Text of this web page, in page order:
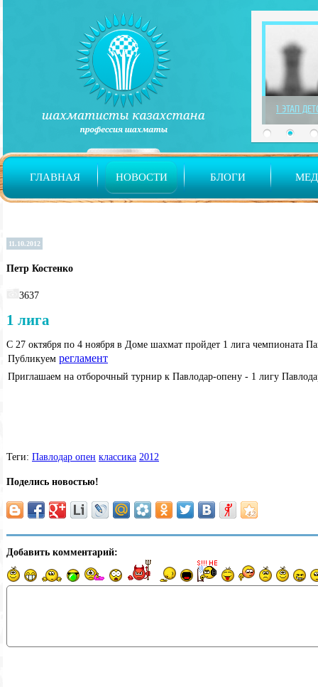
ГЛАВНАЯ НОВОСТИ БЛОГИ
1 ЭТАП
11.10.2012
Петр Костенко
3637
1 лига
C 27 октября по 4 ноября в Доме шахмат пройдет 1 лига чемпионата
Публикуем регламент
Приглашаем на отборочный турнир к Павлодар-опену - 1 лигу
Теги: Павлодар опен классика 2012
Поделись новостью!
Добавить комментарий: